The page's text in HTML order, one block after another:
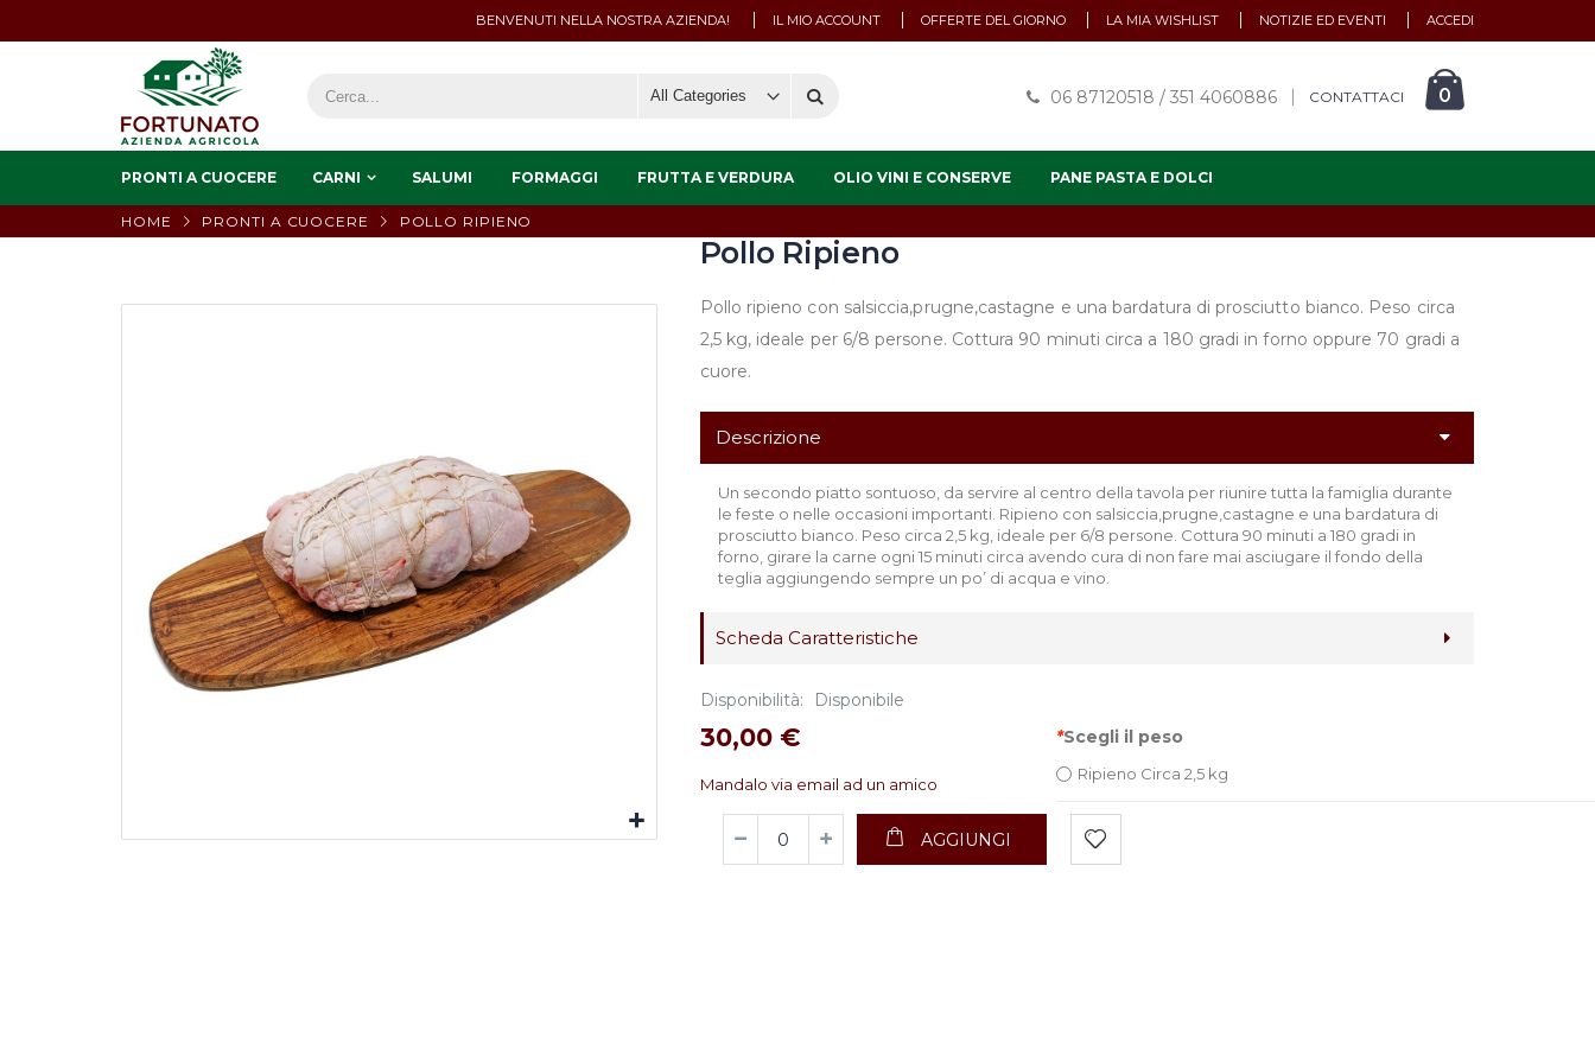
IL MIO ACCOUNT OFFERTE DEL GIORNO LA MIA WISHLIST NOTIZIE ED EVENTI ACCEDI
BENVENUTI NELLA NOSTRA AZIENDA!
06 87120518 / 351 4060886 CONTATTACI 0
PRONTI A CUOCERE CARNI SALUMI FORMAGGI FRUTTA E VERDURA OLIO VINI E CONSERVE PANE PASTA E DOLCI
HOME PRONTI A CUOCERE POLLO RIPIENO
Pollo Ripieno
Pollo ripieno con salsiccia,prugne,castagne e una bardatura di prosciutto bianco. Peso circa
2,5 kg, ideale per 6/8 persone. Cottura 90 minuti circa a 180 gradi in forno oppure 70 gradi a
cuore.
Descrizione
Un secondo piatto sontuoso, da servire al centro della tavola per riunire tutta la famiglia durante
le feste o nelle occasioni importanti. Ripieno con salsiccia,prugne,castagne e una bardatura di
prosciutto bianco. Peso circa 2,5 kg, ideale per 6/8 persone. Cottura 90 minuti a 180 gradi in
forno, girare la carne ogni 15 minuti circa avendo cura di non fare mai asciugare il fondo della
teglia aggiungendo sempre un po’ di acqua e vino.
Scheda Caratteristiche
Disponibilità: Disponibile
30,00 €
Mandalo via email ad un amico
*Scegli il peso
Ripieno Circa 2,5 kg
AGGIUNGI